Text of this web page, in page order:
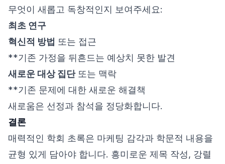
무엇이 새롭고 독창적인지 보여주세요:
최초 연구
혁신적 방법 또는 접근
**기존 가정을 뒤흔드는 예상치 못한 발견
새로운 대상 집단또는 맥락
**기존 문제에 대한 새로운 해결책
새로움은 선정과 참석을 정당화합니다.
결론
매력적인 학회 초록은 마케팅 감각과 학문적 내용을
균형 있게 담아야 합니다. 흥미로운 제목 작성, 강렬